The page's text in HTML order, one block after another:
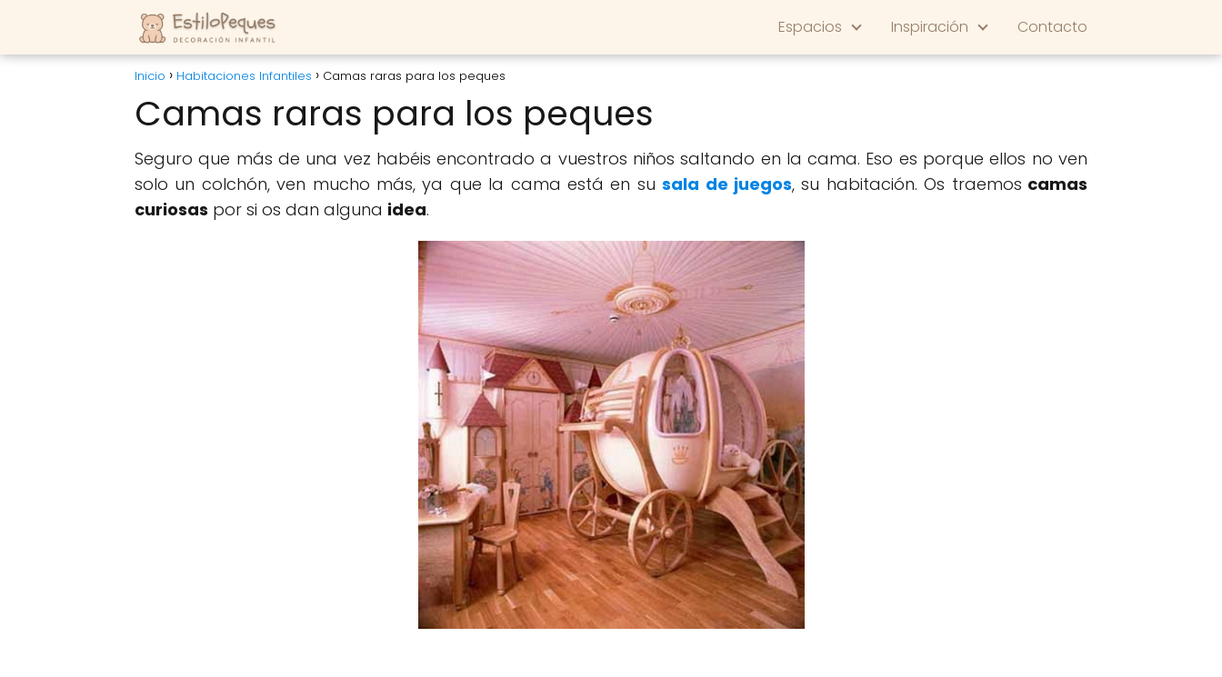
Espacios Inspiración Contacto
Inicio Habitaciones Infantiles Camas raras para los peques
Camas raras para los peques
Seguro que más de una vez habéis encontrado a vuestros niños saltando en la cama. Eso es porque ellos no ven
solo un colchón, ven mucho más, ya que la cama está en susala de juegos, su habitación. Os traemos camas
curiosas por si os dan alguna idea.